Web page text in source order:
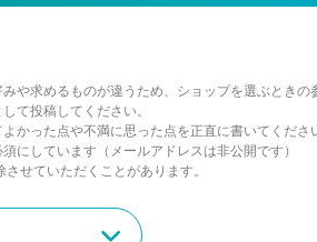
求めるものが違うため、ショップを選ぶときの
て投稿してください。
かった点や不満に思った点を正直に書いてくださ
にしています（メールアドレスは非公開です）
せていただくことがあります。